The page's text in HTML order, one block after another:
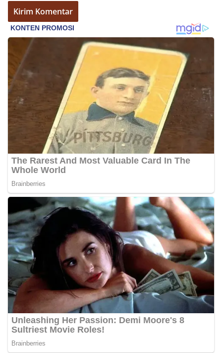
Pemasangan Bendera Merah Putih Jelang HUT
Kemerdekaan RI‎‎Medan, 5 Agustus 2026 — Dalam
rangka menyambut Hari Ulang Tahun
Kemerdekaan Republik Indonesia yang ke-81,
Bhabinkamtibmas Kelurahan Sunggal, Aiptu
Muliyadi Suraukur, melaksanakan kegiatan
sambang Door to Door System (DDS) kepada
warga di wilayah Kelurahan Sunggal, Kecamatan
Medan Sunggal, pada Rabu (05/08/2026).‎‎Kegiatan
tersebut berlangsung sejak pukul 09.00 WIB
hingga selesai, menyasar rumah-rumah warga di
beberapa lingkungan yang ada di kelurahan
tersebut.‎Sambang Langsung ke Rumah
Warga‎Dalam kegiatan ini, Aiptu Muliyadi
Suraukur mendatangi warga secara langsung dari
rumah ke rumah untuk menjalin silaturahmi
sekaligus menyampaikan pesan-pesan
kamtibmas. Kehadiran petugas disambut baik
menyambut momentum HUT Kemerdekaan RI
dengan berbagai persiapan di lingkungan
masing-masing.‎Dalam dialog yang berlangsung
akrab, Bhabinkamtibmas menyapa warga,
menanyakan kondisi keamanan dan kenyamanan
lingkungan tempat tinggal, serta membuka ruang
komunikasi dua arah agar warga dapat
menyampaikan keluhan maupun informasi terkait
situasi kamtibmas di sekitar mereka.‎‎‎Salah satu
poin utama yang disampaikan dalam kegiatan
sambang ini adalah imbauan kepada warga untuk
memasang bendera Merah Putih secara penuh,
bukan setengah tiang, sebagai bentuk
penghormatan dan rasa cinta tanah air